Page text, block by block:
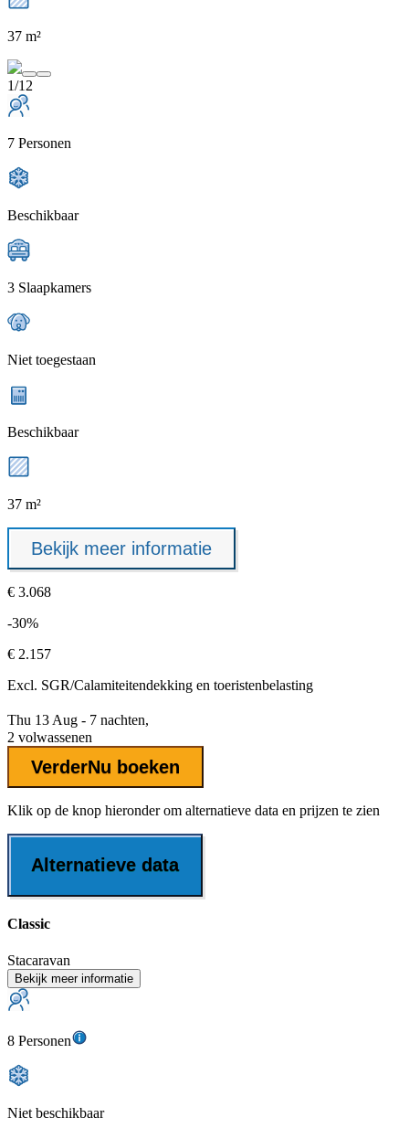
37 m²
1/12
7 Personen
Beschikbaar
3 Slaapkamers
Niet toegestaan
Beschikbaar
37 m²
Bekijk meer informatie
€ 3.068
-30%
€ 2.157
Excl. SGR/Calamiteitendekking en toeristenbelasting
Thu 13 Aug - 7 nachten,
2 volwassenen
VerderNu boeken
Klik op de knop hieronder om alternatieve data en prijzen te zien
Alternatieve data
Classic
Stacaravan
Bekijk meer informatie
8 Personen
Niet beschikbaar